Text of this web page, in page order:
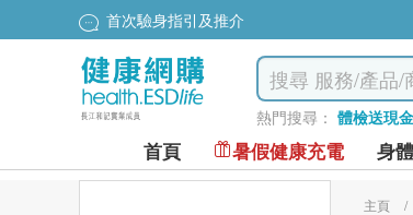
首次驗身指引及推介
熱門搜尋： 體檢送現
首頁 暑假健康充電 身
主頁 /